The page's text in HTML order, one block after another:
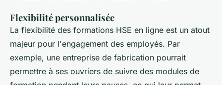
Flexibilité personnalisée
La flexibilité des formations HSE en ligne est un atout
majeur pour l'engagement des employés. Par
exemple, une entreprise de fabrication pourrait
permettre à ses ouvriers de suivre des modules de